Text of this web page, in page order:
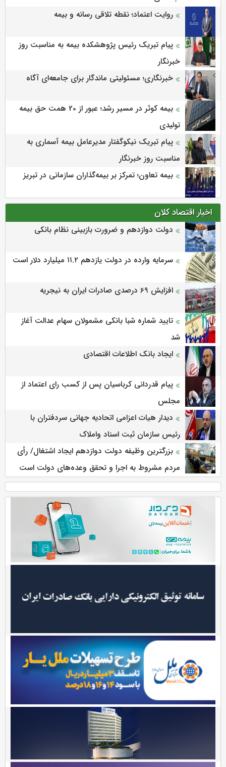
روایت اعتماد؛ نقطه تلاقی رسانه و بیمه
پیام تبریک رئیس پژوهشکده بیمه به مناسبت روز
خبرنگار
خبرنگاری؛ مسئولیتی ماندگار برای جامعه‌ای آگاه
بیمه کوثر در مسیر رشد؛ عبور از 20 همت حق بیمه
تولیدی
پیام تبریک نیکوگفتار مدیرعامل بیمه آسماری به
مناسبت روز خبرنگار
بیمه تعاون؛ تمرکز بر بیمه‌گذاران سازمانی در تبریز
اخبار اقتصاد کلان
دولت دوازدهم و ضرورت بازبینی نظام بانکی
سرمایه وارده در دولت یازدهم ۱۱.۲ میلیارد دلار است
افزایش 69 درصدی صادرات ایران به نیجریه
تایید شماره شبا بانکی مشمولان سهام عدالت آغاز
شد
ایجاد بانک اطلاعات اقتصادی
پیام قدردانی کرباسیان پس از کسب رای اعتماد از
مجلس
دیدار هیات اعزامی اتحادیه جهانی سردفتران با
رئیس سازمان ثبت اسناد واملاک
بزرگترین وظیفه دولت دوازدهم ایجاد اشتغال/ رأی
مردم مشروط به اجرا و تحقق وعده‌های دولت است